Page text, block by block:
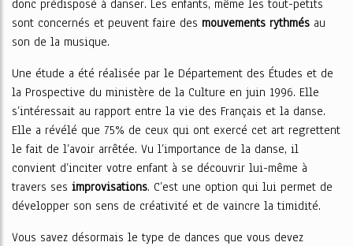
donc prédisposé à danser. Les enfants, même les tout-petits
sont concernés et peuvent faire des mouvements rythmés au
son de la musique.
Une étude a été réalisée par le Département des Études et de
la Prospective du ministère de la Culture en juin 1996. Elle
s’intéressait au rapport entre la vie des Français et la danse.
Elle a révélé que 75% de ceux qui ont exercé cet art regrettent
le fait de l’avoir arrêtée. Vu l’importance de la danse, il
convient d’inciter votre enfant à se découvrir lui-même à
travers ses improvisations. C’est une option qui lui permet de
développer son sens de créativité et de vaincre la timidité.
Vous savez désormais le type de dances que vous devez